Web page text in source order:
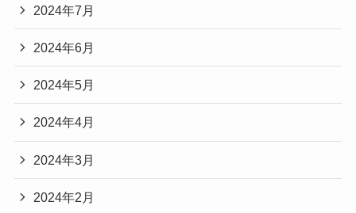
2024年7月
2024年6月
2024年5月
2024年4月
2024年3月
2024年2月